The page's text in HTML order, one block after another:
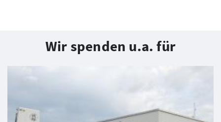
Wir spenden u.a. für